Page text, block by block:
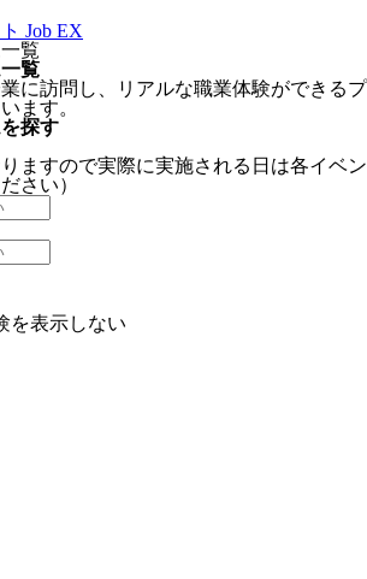
Job EX
覧
覧
に訪問し、リアルな職業体験ができるプ
ます。
探す
りますので実際に実施される日は各イベン
さい）
を表示しない